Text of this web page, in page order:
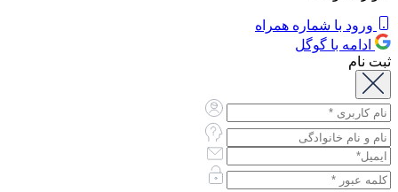
ورود با شماره همراه
ادامه با گوگل
ثبت نام